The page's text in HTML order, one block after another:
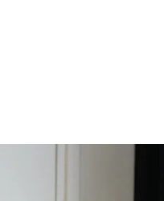
Omgevingswet en